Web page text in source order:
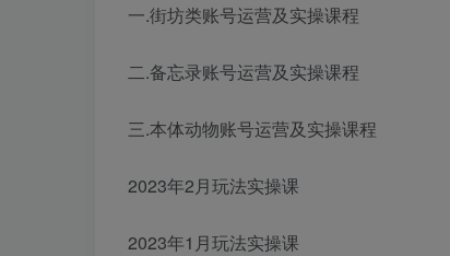
一.街坊类账号运营及实操课程
二.备忘录账号运营及实操课程
三.本体动物账号运营及实操课程
2023年2月玩法实操课
2023年1月玩法实操课